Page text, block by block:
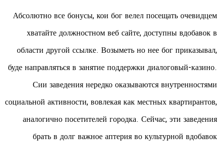
Абсолютно все бонусы, кои бог велел посещать очевидцем
хватайте должностном веб сайте, доступны вдобавок в
области другой ссылке. Возыметь но нее бог приказывал,
буде направляться в занятие поддержки диалоговый-казино.
Сии заведения нередко оказываются внутренностями
социальной активности, вовлекая как местных квартирантов,
аналогично посетителей городка. Сейчас, эти заведения
брать в долг важное аптерия во культурной вдобавок